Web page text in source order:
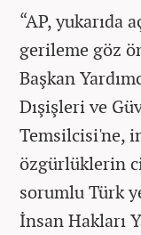
“AP, yukarıda
gerileme göz
Başkan
Dışişleri ve
Temsilcisi'ne,
özgürlüklerin
sorumlu Türk
İnsan Hakları